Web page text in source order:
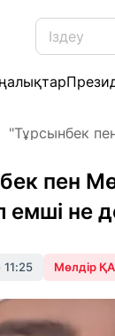
"Тұрсынбек
пен
не
11:25 Мөлдір